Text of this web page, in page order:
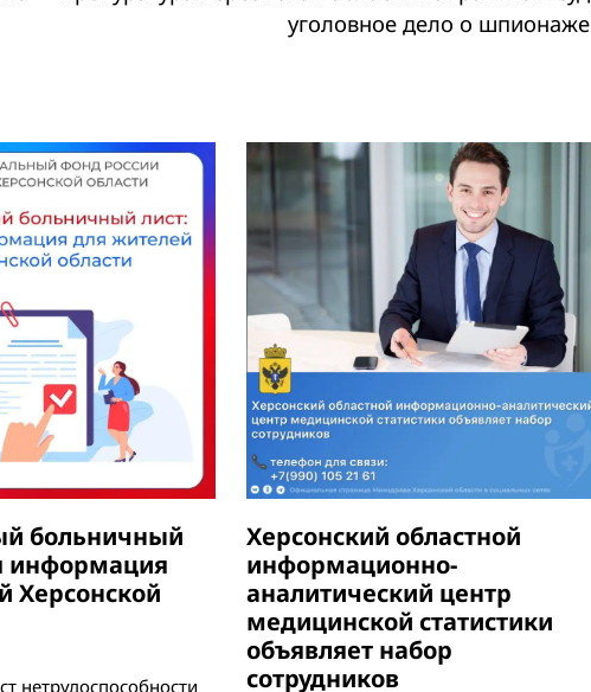
уголовное дело о шпионаже
больничный
информация
Херсонской
нетрудоспособности
Херсонский областной
информационно-
аналитический центр
медицинской статистики
объявляет набор
сотрудников